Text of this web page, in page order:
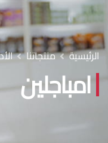
امباجلين
الرئيسية منتجاتنا